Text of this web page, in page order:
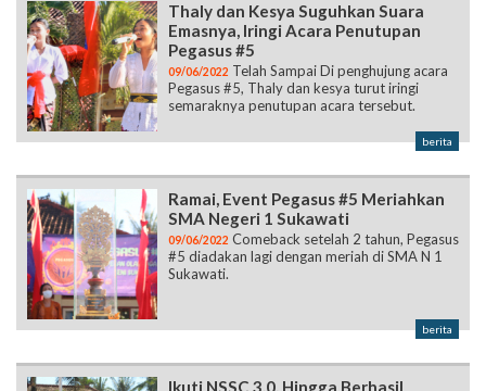
Thaly dan Kesya Suguhkan Suara
Emasnya, Iringi Acara Penutupan
Pegasus #5
09/06/2022 Telah Sampai Di penghujung acara
Pegasus #5, Thaly dan kesya turut iringi
semaraknya penutupan acara tersebut.
berita
Ramai, Event Pegasus #5 Meriahkan
SMA Negeri 1 Sukawati
09/06/2022 Comeback setelah 2 tahun, Pegasus
#5 diadakan lagi dengan meriah di SMA N 1
Sukawati.
berita
Ikuti NSSC 3.0, Hingga Berhasil